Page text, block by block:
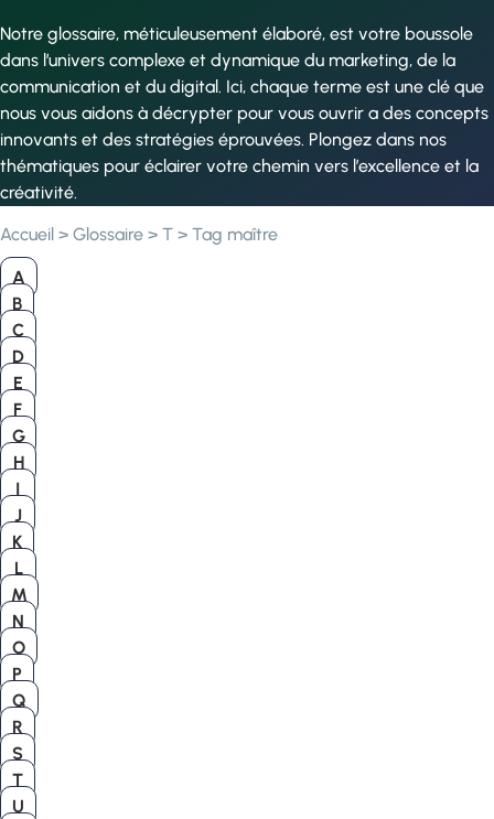
Notre glossaire, méticuleusement élaboré, est votre boussole
dans l’univers complexe et dynamique du marketing, de la
communication et du digital. Ici, chaque terme est une clé que
nous vous aidons à décrypter pour vous ouvrir a des concepts
innovants et des stratégies éprouvées. Plongez dans nos
thématiques pour éclairer votre chemin vers l’excellence et la
créativité.
Accueil > Glossaire > T > Tag maître
A
B
C
D
E
F
G
H
I
J
K
L
M
N
O
P
Q
R
S
T
U